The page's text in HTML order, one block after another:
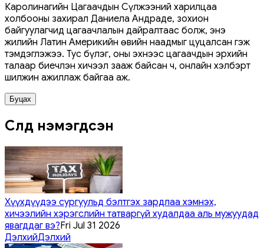
Каролинагийн Цагаачдын Сүлжээний харилцаа
холбооны захирал Даниела Андраде, зохион
байгуулагчид цагаачлалын дайралтаас болж, энэ
жилийн Латин Америкийн өвийн наадмыг цуцалсан гэж
тэмдэглэжээ. Тус бүлэг, оны эхнээс цагаачдын эрхийн
талаар биечлэн хичээл зааж байсан ч, онлайн хэлбэрт
шилжин ажиллаж байгаа аж.
Буцах
Сүүлд нэмэгдсэн
Хүүхдүүдээ сургуульд бэлтгэх зардлаа хэмнэх,
хичээлийн хэрэгслийн татваргүй худалдаа аль мужуудад
явагддаг вэ?Fri Jul 31 2026
ДэлхийДэлхий